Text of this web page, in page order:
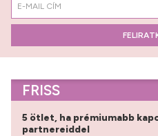
FRISS
5 ötlet, ha prémiumabb
partnereiddel